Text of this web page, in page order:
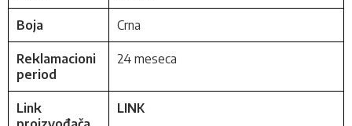
Boja Crna
Reklamacioni
period
24 meseca
Link
LINK